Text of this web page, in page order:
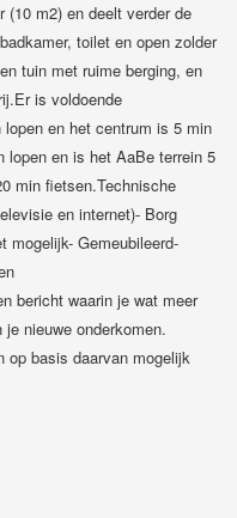
(10 m2) en deelt verder de
toilet en open zolder
tuin met ruime berging, en
is voldoende
en het centrum is 5 min
lopen en is het AaBe terrein 5
min fietsen.Technische
en internet)- Borg
mogelijk- Gemeubileerd-
bericht waarin je wat meer
nieuwe onderkomen.
op basis daarvan mogelijk